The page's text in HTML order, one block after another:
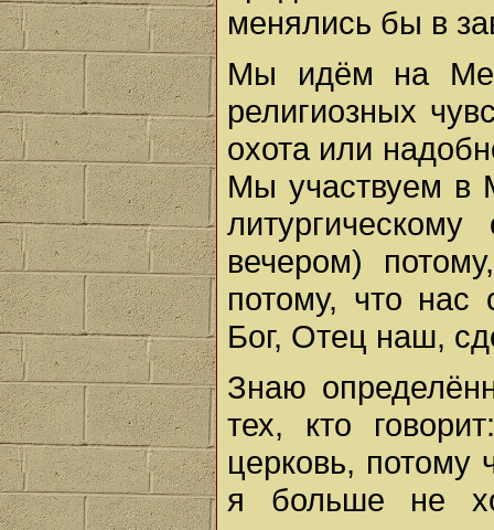
менялись бы в
Мы идём на
религиозных
охота или
Мы участвуем в
вечером)
потому, что нас
Бог, Отец наш,
Знаю
тех, кто
церковь, потому
я больше не